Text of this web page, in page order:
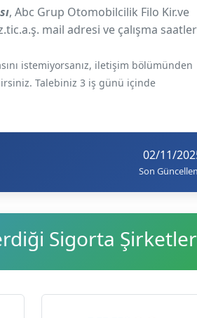
, Abc Grup Otomobilcilik Filo Kir.ve
mail adresi ve çalışma
istemiyorsanız, iletişim bölümünden
Talebiniz 3 iş günü içinde
02/11/
Son
Sigorta